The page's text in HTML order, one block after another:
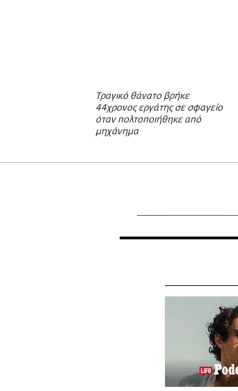
Τραγικό θάνατο βρήκε
44χρονος εργάτης σε σφαγείο
όταν πολτοποιήθηκε από
μηχάνημα